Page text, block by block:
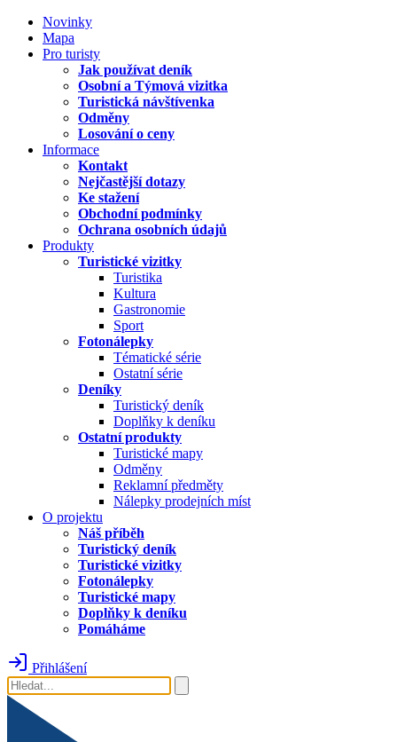
Novinky
Mapa
Pro turisty
Jak používat deník
Osobní a Týmová vizitka
Turistická návštívenka
Odměny
Losování o ceny
Informace
Kontakt
Nejčastější dotazy
Ke stažení
Obchodní podmínky
Ochrana osobních údajů
Produkty
Turistické vizitky
Turistika
Kultura
Gastronomie
Sport
Fotonálepky
Tématické série
Ostatní série
Deníky
Turistický deník
Doplňky k deníku
Ostatní produkty
Turistické mapy
Odměny
Reklamní předměty
Nálepky prodejních míst
O projektu
Náš příběh
Turistický deník
Turistické vizitky
Fotonálepky
Turistické mapy
Doplňky k deníku
Pomáháme
Přihlášení